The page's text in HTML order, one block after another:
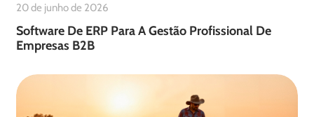
20 de junho de 2026
Software De ERP Para A Gestão Profissional De
Empresas B2B